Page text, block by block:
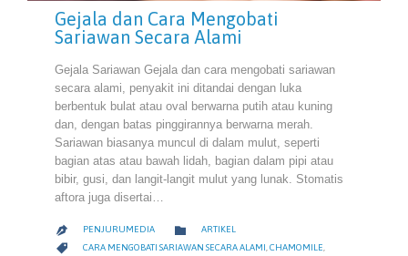
Gejala dan Cara Mengobati
Sariawan Secara Alami
Gejala Sariawan Gejala dan cara mengobati sariawan
secara alami, penyakit ini ditandai dengan luka
berbentuk bulat atau oval berwarna putih atau kuning
dan, dengan batas pinggirannya berwarna merah.
Sariawan biasanya muncul di dalam mulut, seperti
bagian atas atau bawah lidah, bagian dalam pipi atau
bibir, gusi, dan langit-langit mulut yang lunak. Stomatis
aftora juga disertai…
 PENJURUMEDIA  CATEGORY
ARTIKEL
 CATEGORY
CARA MENGOBATI SARIAWAN SECARA ALAMI ,CHAMOMILE,